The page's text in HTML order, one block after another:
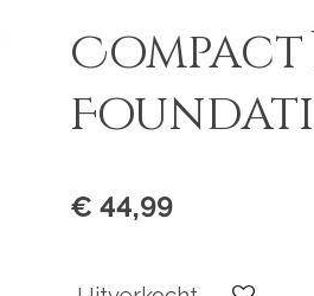
€ 44,99